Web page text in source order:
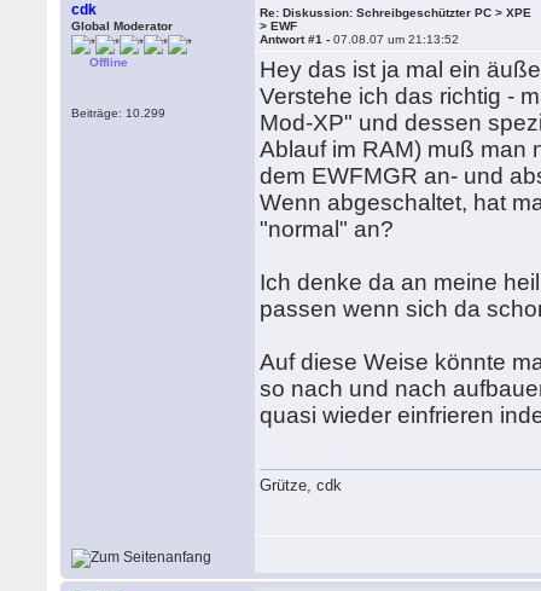
cdk
Global Moderator
Offline
Beiträge: 10.299
Re: Diskussion: Schreibgeschützter PC > XPE
> EWF
Antwort #1 -07.08.07 um 21:13:52
Hey das ist ja mal ein
Verstehe ich das richtig -
Mod-XP" und dessen
Ablauf im RAM) muß man
dem EWFMGR an- und
Wenn abgeschaltet, hat
"normal" an?
Ich denke da an meine
passen wenn sich da
Auf diese Weise könnte
so nach und nach
quasi wieder einfrieren
Grütze, cdk